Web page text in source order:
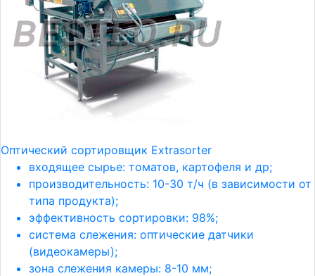
Оптический сортировщик Extrasorter
входящее сырье: томатов, картофеля и др;
производительность: 10-30 т/ч (в зависимости от
типа продукта);
эффективность сортировки: 98%;
система слежения: оптические датчики
(видеокамеры);
зона слежения камеры: 8-10 мм;